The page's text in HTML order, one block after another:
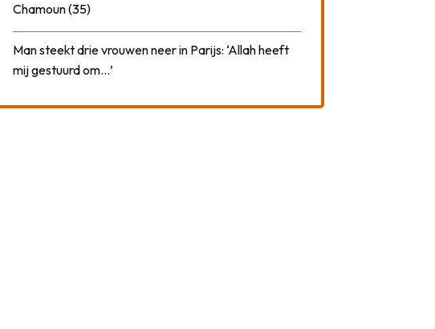
Chamoun (35)
Man steekt drie vrouwen neer in Parijs: ‘Allah heeft
mij gestuurd om…’